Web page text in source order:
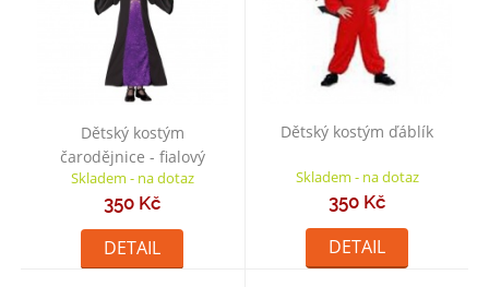
Dětský kostým
čarodějnice - fialový
Skladem - na dotaz
350 Kč
DETAIL
Dětský kostým ďáblík
Skladem - na dotaz
350 Kč
DETAIL